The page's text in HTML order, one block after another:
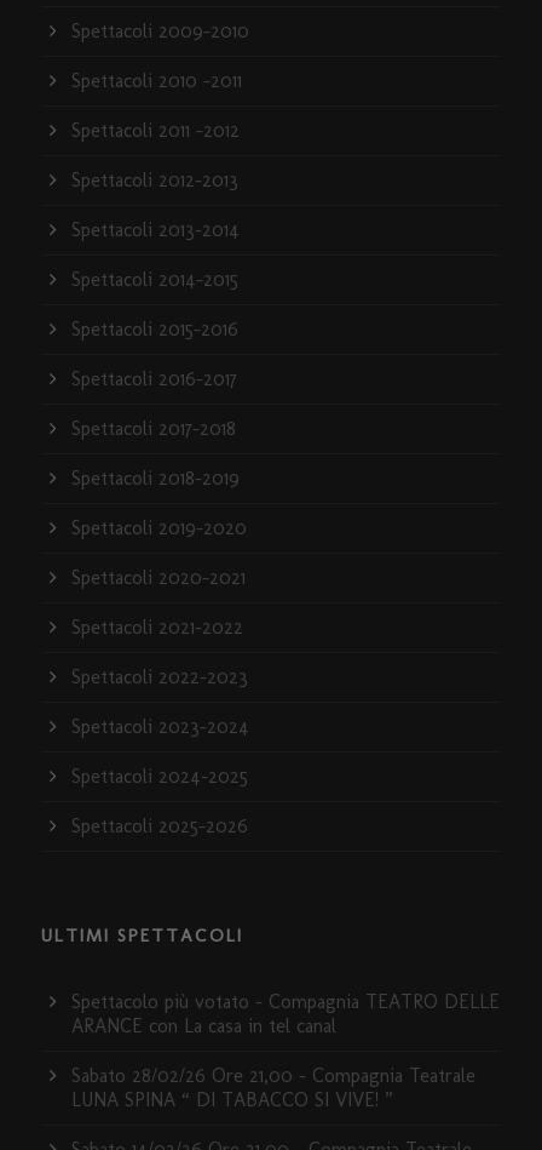
Spettacoli 2009-2010
Spettacoli 2010 -2011
Spettacoli 2011 -2012
Spettacoli 2012-2013
Spettacoli 2013-2014
Spettacoli 2014-2015
Spettacoli 2015-2016
Spettacoli 2016-2017
Spettacoli 2017-2018
Spettacoli 2018-2019
Spettacoli 2019-2020
Spettacoli 2020-2021
Spettacoli 2021-2022
Spettacoli 2022-2023
Spettacoli 2023-2024
Spettacoli 2024-2025
Spettacoli 2025-2026
ULTIMI SPETTACOLI
Spettacolo più votato – Compagnia TEATRO DELLE
ARANCE con La casa in tel canal
Sabato 28/02/26 Ore 21,00 – Compagnia Teatrale
LUNA SPINA “ DI TABACCO SI VIVE! ”